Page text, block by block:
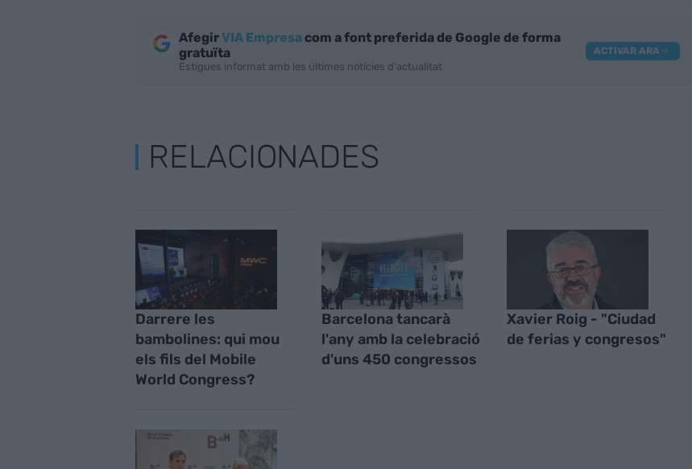
AfegirVIA Empresacom a font preferida de Google de forma
gratuïta
Estigues informat amb les últimes notícies d'actualitat
ACTIVAR ARA
RELACIONADES
Darrere les
bambolines: qui mou
els fils del Mobile
World Congress?
Barcelona tancarà
l'any amb la celebració
d'uns 450 congressos
Xavier Roig - "Ciudad
de ferias y congresos"